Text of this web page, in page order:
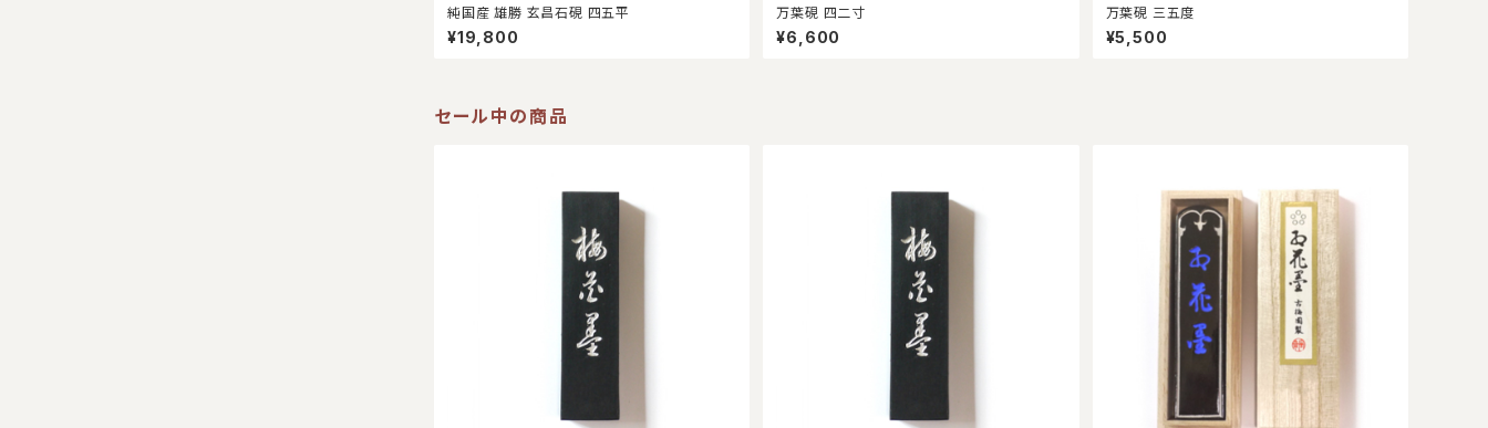
純国産 雄勝 玄昌石硯 四五平
¥19,800
万葉硯 四二寸
¥6,600
万葉硯 三五度
¥5,500
セール中の商品